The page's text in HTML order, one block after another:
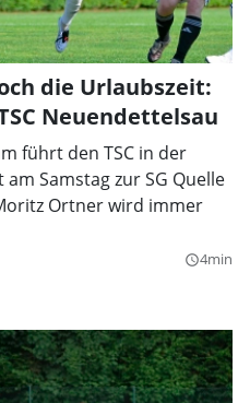
die Urlaubszeit:
Neuendettelsau
führt den TSC in der
Samstag zur SG Quelle
Ortner wird immer
query_builder4min